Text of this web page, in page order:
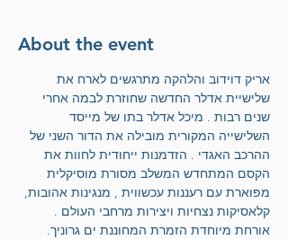
About the event
אריק דוידוב והלהקה מתרגשים לארח את
שלישיית אדלר החדשה שחוזרת לבמה אחרי
שנים רבות . מיכל אדלר בתו של מייסד
השלישייה המקורית מובילה את הדור השני של
ההרכב האגדי . הזדמנות ייחודית לחוות את
הקסם המתחדש המשלב מסורת מוסיקלית
מפוארת עם רעננות עכשווית , מנגינות אהובות,
קלאסיקות נצחיות ויצירות מרחבי העולם .
אורחת מיוחדת הזמרת המחוננת ים גרוניך.